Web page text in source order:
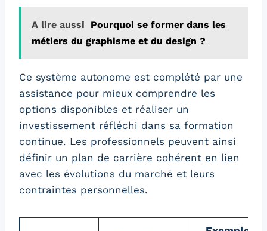
A lire aussi
Pourquoi se former dans les
métiers du graphisme et du design ?
Ce système autonome est complété par une
assistance pour mieux comprendre les
options disponibles et réaliser un
investissement réfléchi dans sa formation
continue. Les professionnels peuvent ainsi
définir un plan de carrière cohérent en lien
avec les évolutions du marché et leurs
contraintes personnelles.